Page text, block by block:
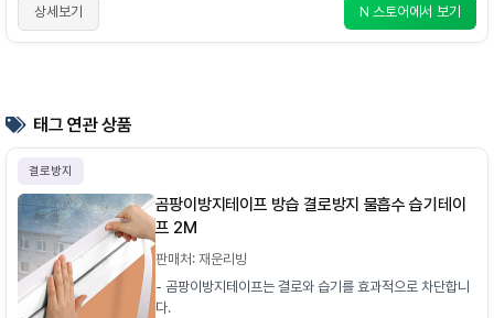
상세보기 N 스토어에서 보기
태그 연관 상품
결로방지
곰팡이방지테이프 방습 결로방지 물흡수 습기테이
프 2M
판매처: 재운리빙
- 곰팡이방지테이프는 결로와 습기를 효과적으로 차단합니
다.